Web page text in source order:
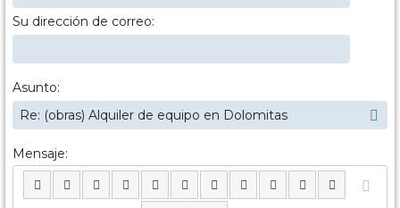
Su dirección de correo:
Asunto:
Mensaje: